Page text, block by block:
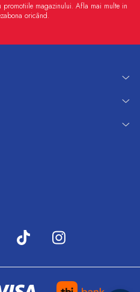
promotiile magazinului. Afla mai multe in
oricând.